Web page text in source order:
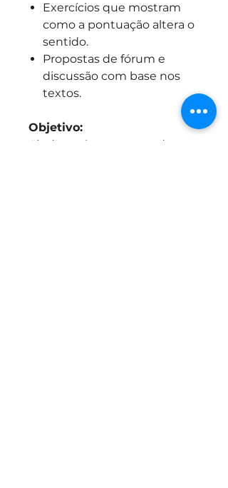
Exercícios que mostram
como a pontuação altera o
sentido.
Propostas de fórum e
discussão com base nos
textos.
Objetivo:
Ajudar o aluno a entender